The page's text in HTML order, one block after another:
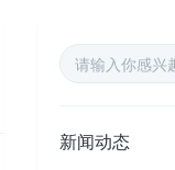
新闻动态